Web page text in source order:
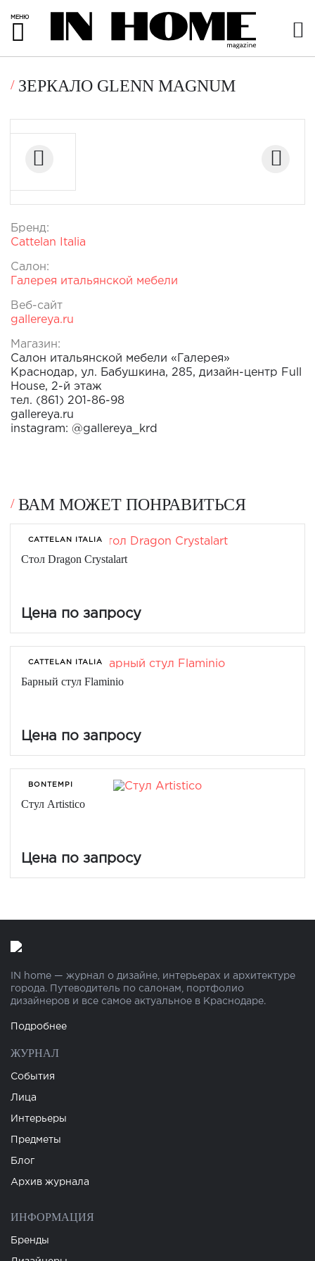
МЕНЮ
ЗЕРКАЛО GLENN MAGNUM
Бренд:
Cattelan Italia
Салон:
Галерея итальянской мебели
Веб-сайт
gallereya.ru
Магазин:
Салон итальянской мебели «Галерея»
Краснодар, ул. Бабушкина, 285, дизайн-центр Full
House, 2-й этаж
тел. (861) 201-86-98
gallereya.ru
instagram: @gallereya_krd
ВАМ МОЖЕТ ПОНРАВИТЬСЯ
CATTELAN ITALIA
Стол Dragon Crystalart
Цена по запросу
CATTELAN ITALIA
Барный стул Flaminio
Цена по запросу
BONTEMPI
Стул Artistico
Цена по запросу
IN home — журнал о дизайне, интерьерах и архитектуре
города. Путеводитель по салонам, портфолио
дизайнеров и все самое актуальное в Краснодаре.
Подробнее
ЖУРНАЛ
События
Лица
Интерьеры
Предметы
Блог
Архив журнала
ИНФОРМАЦИЯ
Бренды